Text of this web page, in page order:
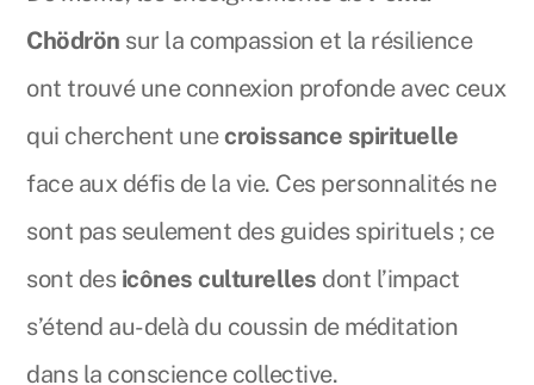
Chödrön sur la compassion et la résilience
ont trouvé une connexion profonde avec ceux
qui cherchent unecroissance spirituelle
face aux défis de la vie. Ces personnalités ne
sont pas seulement des guides spirituels ; ce
sont des icônes culturelles dont l’impact
s’étend au-delà du coussin de méditation
dans la conscience collective.